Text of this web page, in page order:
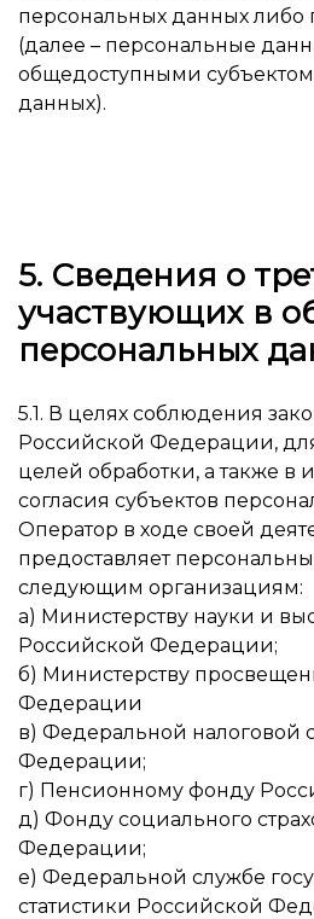
персональных данных либо
(далее – персональные
общедоступными
данных).
5. Сведения о
участвующих в
персональных
5.1. В целях соблюдения
Российской Федерации,
целей обработки, а также в
согласия субъектов
Оператор в ходе своей
предоставляет
следующим организациям:
а) Министерству науки и
Российской Федерации;
б) Министерству
Федерации
в) Федеральной налоговой
Федерации;
г) Пенсионному фонду
д) Фонду социального
Федерации;
е) Федеральной службе
статистики Российской